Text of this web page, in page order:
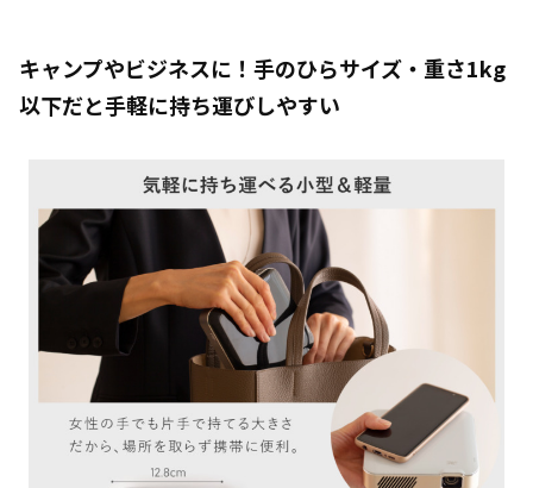
キャンプやビジネスに！手のひらサイズ・重さ1kg
以下だと手軽に持ち運びしやすい